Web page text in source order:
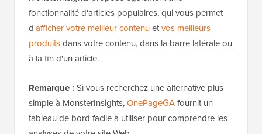
fonctionnalité d'articles populaires, qui vous permet
d'afficher votre meilleur contenuetvos meilleurs
produitsdans votre contenu, dans la barre latérale ou
à la fin d'un article.
Remarque : Si vous recherchez une alternative plus
simple à MonsterInsights,OnePageGAfournit un
tableau de bord facile à utiliser pour comprendre les